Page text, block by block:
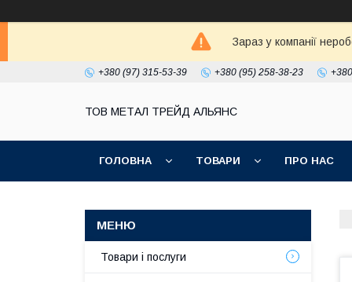
Зараз у компанії
+380 (97) 315-53-39 +380 (95) 258-38-23
ТОВ МЕТАЛ ТРЕЙД АЛЬЯНС
ГОЛОВНА ТОВАРИ ПРО НАС
Товари і послуги